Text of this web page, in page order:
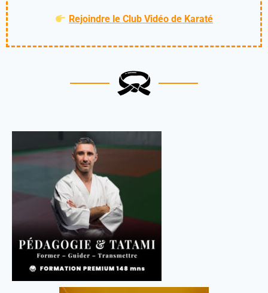
Rejoindre le Club Vidéo de Karaté